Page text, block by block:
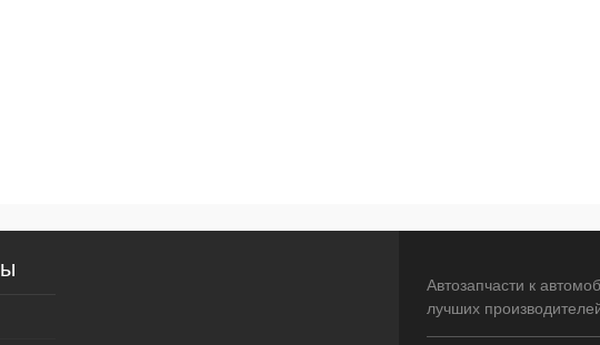
Автозапчасти к
лучших